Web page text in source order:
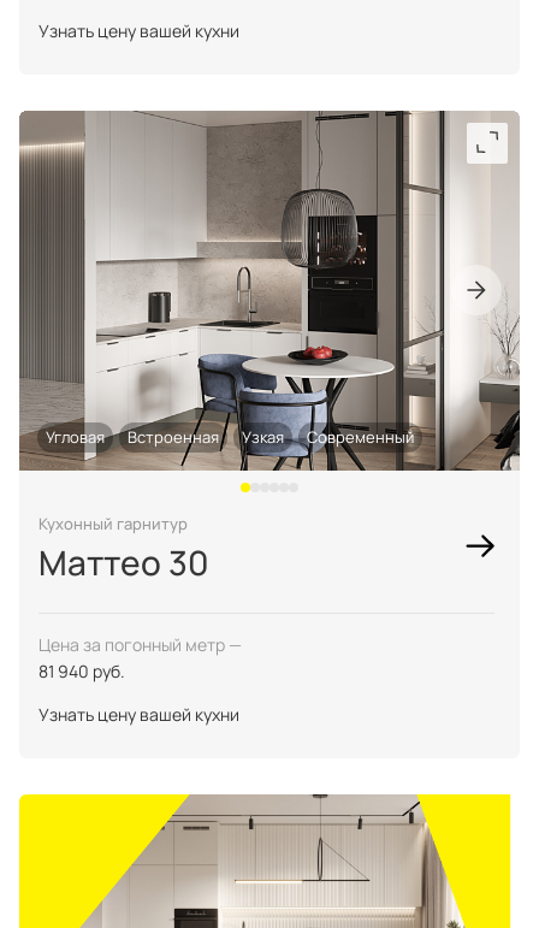
Узнать цену вашей кухни
Угловая Встроенная Узкая Современный
Кухонный гарнитур
Маттео 30
Цена за погонный метр —
81 940 руб.
Узнать цену вашей кухни